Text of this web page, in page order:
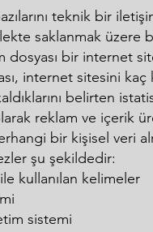
teknik bir
saklanmak üzere
dosyası bir internet
internet sitesini
belirten
reklam ve içerik
bir kişisel veri
şu şekildedir:
kullanılan kelimeler
sistemi